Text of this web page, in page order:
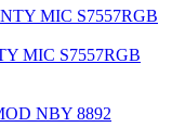
MIC S7557RGB